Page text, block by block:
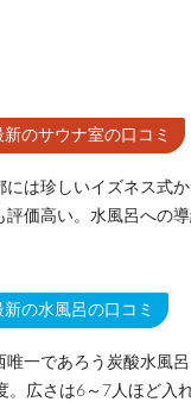
新のサウナ室の口コミ
には珍しいイズネス式
評価高い。水風呂への
新の水風呂の口コミ
唯一であろう炭酸水風
。広さは6～7人ほど入